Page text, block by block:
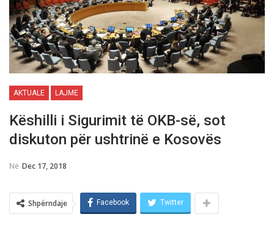
AKTUALE LAJME
Këshilli i Sigurimit tё OKB-sё, sot
diskuton për ushtrinë e Kosovës
Në Dec 17, 2018
Shpërndaje Facebook Twitter